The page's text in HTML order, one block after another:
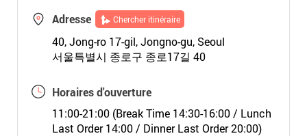
Adresse Chercher itinéraire
40, Jong-ro 17-gil, Jongno-gu, Seoul
서울특별시 종로구 종로17길 40
Horaires d'ouverture
11:00-21:00 (Break Time 14:30-16:00 / Lunch
Last Order 14:00 / Dinner Last Order 20:00)